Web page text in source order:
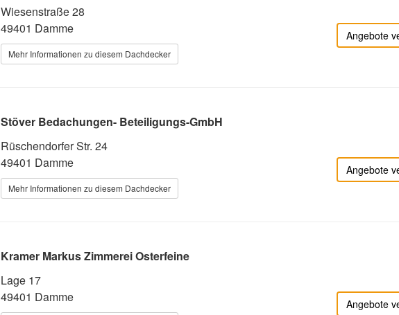
Wiesenstraße 28
49401 Damme
Mehr Informationen zu diesem Dachdecker
Angebote
Stöver Bedachungen- Beteiligungs-GmbH
Rüschendorfer Str. 24
49401 Damme
Mehr Informationen zu diesem Dachdecker
Angebote
Kramer Markus Zimmerei Osterfeine
Lage 17
49401 Damme
Angebote